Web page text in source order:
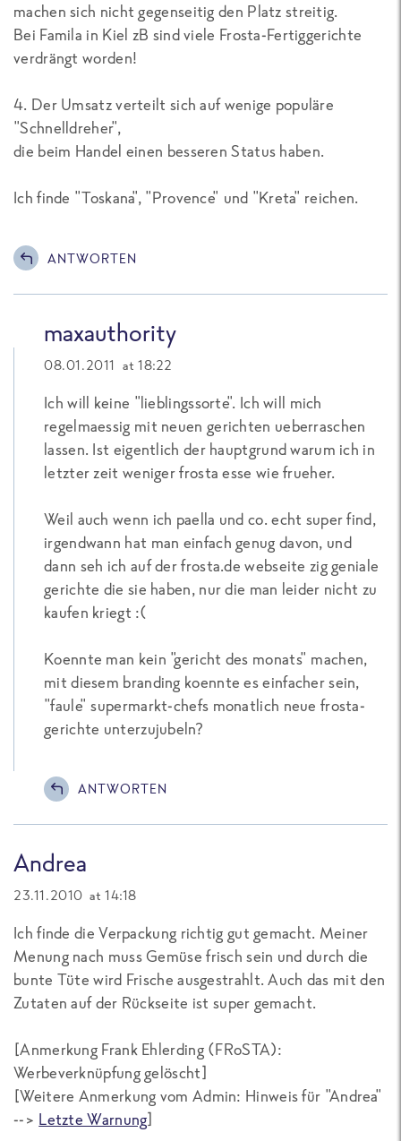
machen sich nicht gegenseitig den Platz streitig.
Bei Famila in Kiel zB sind viele Frosta-Fertiggerichte
verdrängt worden!
4. Der Umsatz verteilt sich auf wenige populäre
"Schnelldreher",
die beim Handel einen besseren Status haben.
Ich finde "Toskana", "Provence" und "Kreta" reichen.
ANTWORTEN
maxauthority
08.01.2011 at 18:22
Ich will keine "lieblingssorte". Ich will mich
regelmaessig mit neuen gerichten ueberraschen
lassen. Ist eigentlich der hauptgrund warum ich in
letzter zeit weniger frosta esse wie frueher.
Weil auch wenn ich paella und co. echt super find,
irgendwann hat man einfach genug davon, und
dann seh ich auf der frosta.de webseite zig geniale
gerichte die sie haben, nur die man leider nicht zu
kaufen kriegt :(
Koennte man kein "gericht des monats" machen,
mit diesem branding koennte es einfacher sein,
"faule" supermarkt-chefs monatlich neue frosta-
gerichte unterzujubeln?
ANTWORTEN
Andrea
23.11.2010 at 14:18
Ich finde die Verpackung richtig gut gemacht. Meiner
Menung nach muss Gemüse frisch sein und durch die
bunte Tüte wird Frische ausgestrahlt. Auch das mit den
Zutaten auf der Rückseite ist super gemacht.
[Anmerkung Frank Ehlerding (FRoSTA):
Werbeverknüpfung gelöscht]
[Weitere Anmerkung vom Admin: Hinweis für "Andrea"
--> Letzte Warnung]